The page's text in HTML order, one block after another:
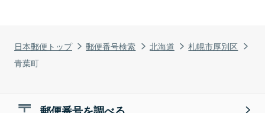
日本郵便トップ 郵便番号検索 北海道
札幌市厚別区
青葉町